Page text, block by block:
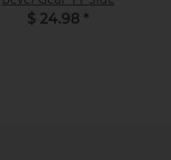
$ 24.98 *